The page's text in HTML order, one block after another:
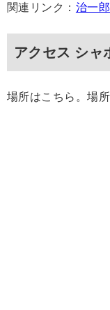
関連リンク： 治一郎
アクセス シャ
場所はこちら。場